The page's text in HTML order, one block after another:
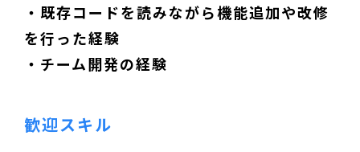
・既存コードを読みながら機能追加や改修
を行った経験
・チーム開発の経験
歓迎スキル